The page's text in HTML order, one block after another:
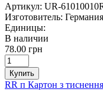
Артикул: UR-
Изготовитель: Германия
Единицы:
В наличии
78.00 грн
Купить
RR п Картон з